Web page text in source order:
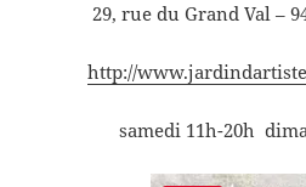
29, rue du Grand Val –
http://
samedi 11h-20h